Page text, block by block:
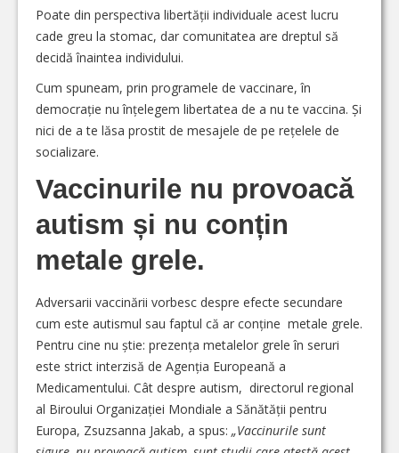
Poate din perspectiva libertății individuale acest lucru
cade greu la stomac, dar comunitatea are dreptul să
decidă înaintea individului.
Cum spuneam, prin programele de vaccinare, în
democrație nu înțelegem libertatea de a nu te vaccina. Și
nici de a te lăsa prostit de mesajele de pe rețelele de
socializare.
Vaccinurile nu provoacă
autism și nu conțin
metale grele.
Adversarii vaccinării vorbesc despre efecte secundare
cum este autismul sau faptul că ar conține metale grele.
Pentru cine nu știe: prezența metalelor grele în seruri
este strict interzisă de Agenția Europeană a
Medicamentului. Cât despre autism, directorul regional
al Biroului Organizației Mondiale a Sănătății pentru
Europa, Zsuzsanna Jakab, a spus: „Vaccinurile sunt